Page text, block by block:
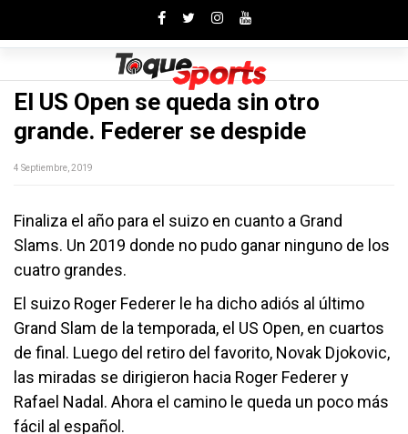
El US Open se queda sin otro
grande. Federer se despide
4 Septiembre, 2019
Finaliza el año para el suizo en cuanto a Grand
Slams. Un 2019 donde no pudo ganar ninguno de los
cuatro grandes.
El suizo Roger Federer le ha dicho adiós al último
Grand Slam de la temporada, el US Open, en cuartos
de final. Luego del retiro del favorito, Novak Djokovic,
las miradas se dirigieron hacia Roger Federer y
Rafael Nadal. Ahora el camino le queda un poco más
fácil al español.